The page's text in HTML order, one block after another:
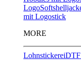
Logo
mit Logostick
MORE
Lohnstickerei